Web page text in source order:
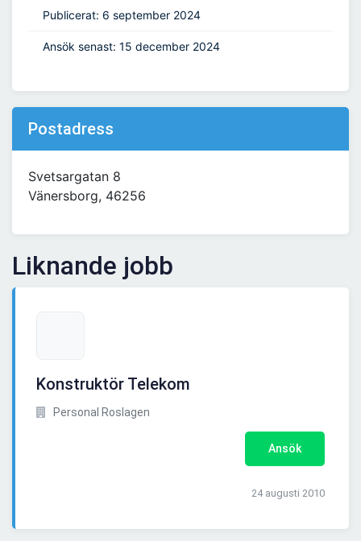
Publicerat: 6 september 2024
Ansök senast: 15 december 2024
Postadress
Svetsargatan 8
Vänersborg, 46256
Liknande jobb
Konstruktör Telekom
Personal Roslagen
Ansök
24 augusti 2010